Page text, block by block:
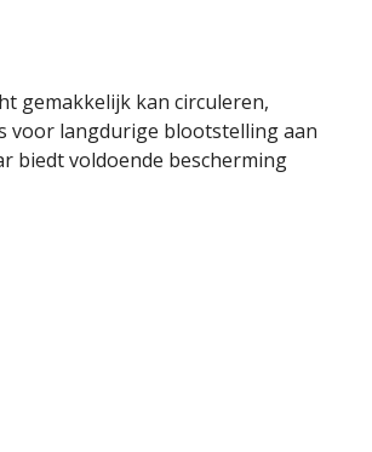
gemakkelijk kan circuleren,
voor langdurige blootstelling aan
biedt voldoende bescherming